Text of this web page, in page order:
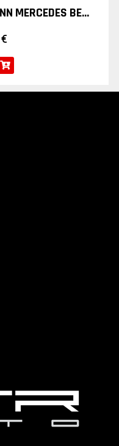
SISTEMA ESCAPE EISENMANN MERCEDES BENZ CLASE C
€